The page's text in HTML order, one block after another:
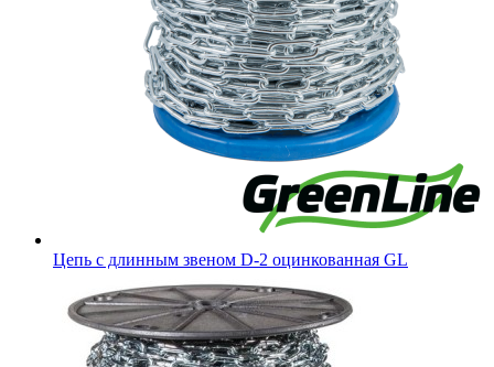
Цепь с длинным звеном D-2 оцинкованная GL